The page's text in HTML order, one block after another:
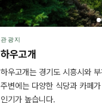
관광지
하우고개
하우고개는 경기도 시흥시와
주변에는 다양한 식당과 카페
인기가 높습니다.